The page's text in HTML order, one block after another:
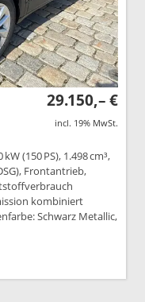
29.150,– €
incl. 19% MwSt.
(150 PS), 1.498 cm³,
Frontantrieb,
kombiniert
Schwarz Metallic,